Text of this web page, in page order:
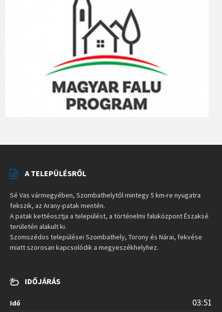
A TELEPÜLÉSRŐL
Sé Vas vármegyében, Szombathelytől mintegy 5 km-re nyugatra
fekszik, az Arany-patak mentén.
A patak kettéosztja a települést, a történelmi faluközpont Északsé
területén alakult ki.
Szomszédos települései Szombathely, Torony és Nárai, fekvése
miatt szorosan kapcsolódik a megyeszékhelyhez.
IDŐJÁRÁS
Idő 03:51